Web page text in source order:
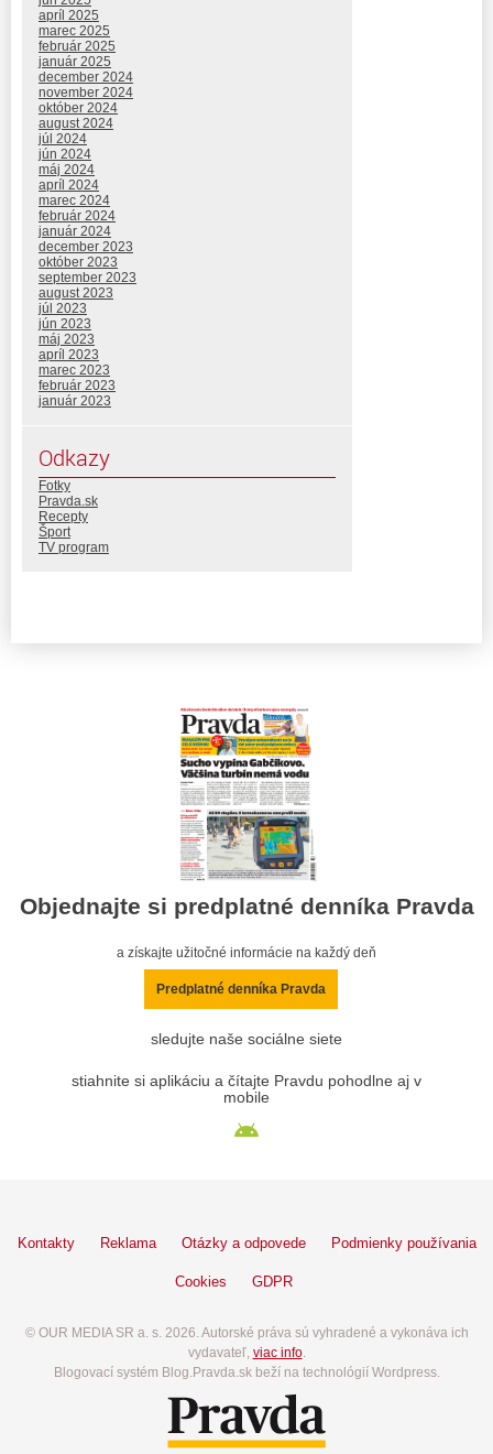
apríl 2025
marec 2025
február 2025
január 2025
december 2024
november 2024
október 2024
august 2024
júl 2024
jún 2024
máj 2024
apríl 2024
marec 2024
február 2024
január 2024
december 2023
október 2023
september 2023
august 2023
júl 2023
jún 2023
máj 2023
apríl 2023
marec 2023
február 2023
január 2023
Odkazy
Fotky
Pravda.sk
Recepty
Šport
TV program
Objednajte si predplatné denníka Pravda
a získajte užitočné informácie na každý deň
Predplatné denníka Pravda
sledujte naše sociálne siete
stiahnite si aplikáciu a čítajte Pravdu pohodlne aj v
mobile
Kontakty Reklama Otázky a odpovede Podmienky používania
Cookies GDPR
© OUR MEDIA SR a. s. 2026. Autorské práva sú vyhradené a vykonáva ich
vydavateľ, viac info.
Blogovací systém Blog.Pravda.sk beží na technológií Wordpress.